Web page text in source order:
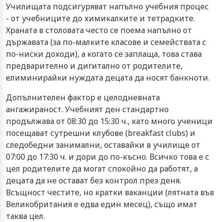
Училищата подсигуряват напълно учебния процес
- от учебниците до химикалките и тетрадките.
Храната в столовата често се поема напълно от
държавата (за по-малките класове и семействата с
по-ниски доходи), а когато се заплаща, това става
предварително и дигитално от родителите,
елиминирайки нуждата децата да носят банкноти.
Допълнителен фактор е целодневната
ангажираност. Учебният ден стандартно
продължава от 08:30 до 15:30 ч., като много ученици
посещават сутрешни клубове (breakfast clubs) и
следобедни занимални, оставайки в училище от
07:00 до 17:30 ч. и дори до по-късно. Всичко това е с
цел родителите да могат спокойно да работят, а
децата да не остават без контрол през деня.
Всъщност честите, но кратки ваканции (лятната във
Великобритания е едва един месец), също имат
таква цел.